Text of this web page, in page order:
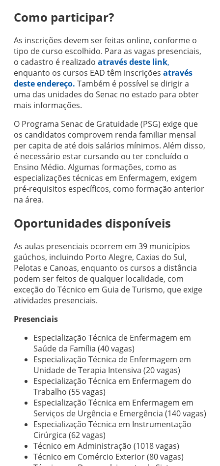
Como participar?
As inscrições devem ser feitas online, conforme o
tipo de curso escolhido. Para as vagas presenciais,
o cadastro é realizado através deste link,
enquanto os cursos EAD têm inscrições através
deste endereço. Também é possível se dirigir a
uma das unidades do Senac no estado para obter
mais informações.
O Programa Senac de Gratuidade (PSG) exige que
os candidatos comprovem renda familiar mensal
per capita de até dois salários mínimos. Além disso,
é necessário estar cursando ou ter concluído o
Ensino Médio. Algumas formações, como as
especializações técnicas em Enfermagem, exigem
pré-requisitos específicos, como formação anterior
na área.
Oportunidades disponíveis
As aulas presenciais ocorrem em 39 municípios
gaúchos, incluindo Porto Alegre, Caxias do Sul,
Pelotas e Canoas, enquanto os cursos a distância
podem ser feitos de qualquer localidade, com
exceção do Técnico em Guia de Turismo, que exige
atividades presenciais.
Presenciais
Especialização Técnica de Enfermagem em
Saúde da Família (40 vagas)
Especialização Técnica de Enfermagem em
Unidade de Terapia Intensiva (20 vagas)
Especialização Técnica em Enfermagem do
Trabalho (55 vagas)
Especialização Técnica em Enfermagem em
Serviços de Urgência e Emergência (140 vagas)
Especialização Técnica em Instrumentação
Cirúrgica (62 vagas)
Técnico em Administração (1018 vagas)
Técnico em Comércio Exterior (80 vagas)